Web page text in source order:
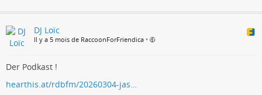
DJ Loïc
Il y a 5 mois de RaccoonForFriendica •
Der Podkast !
hearthis.at/rdbfm/20260304-jas…